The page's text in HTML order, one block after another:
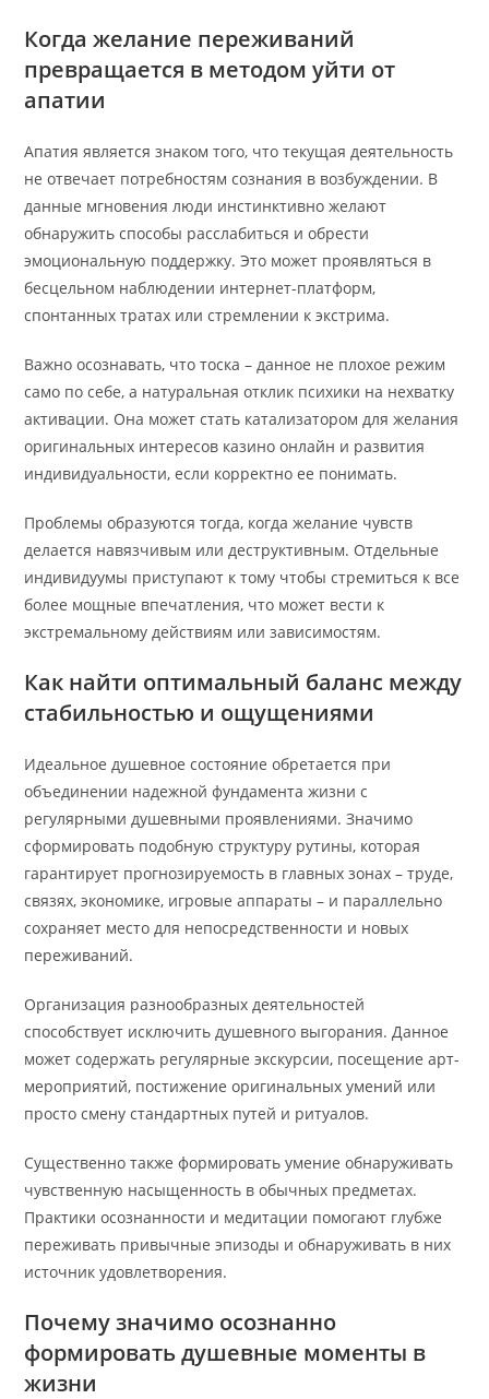
Когда желание переживаний
превращается в методом уйти от
апатии
Апатия является знаком того, что текущая деятельность
не отвечает потребностям сознания в возбуждении. В
данные мгновения люди инстинктивно желают
обнаружить способы расслабиться и обрести
эмоциональную поддержку. Это может проявляться в
бесцельном наблюдении интернет-платформ,
спонтанных тратах или стремлении к экстрима.
Важно осознавать, что тоска – данное не плохое режим
само по себе, а натуральная отклик психики на нехватку
активации. Она может стать катализатором для желания
оригинальных интересов казино онлайн и развития
индивидуальности, если корректно ее понимать.
Проблемы образуются тогда, когда желание чувств
делается навязчивым или деструктивным. Отдельные
индивидуумы приступают к тому чтобы стремиться к все
более мощные впечатления, что может вести к
экстремальному действиям или зависимостям.
Как найти оптимальный баланс между
стабильностью и ощущениями
Идеальное душевное состояние обретается при
объединении надежной фундамента жизни с
регулярными душевными проявлениями. Значимо
сформировать подобную структуру рутины, которая
гарантирует прогнозируемость в главных зонах – труде,
связях, экономике, игровые аппараты – и параллельно
сохраняет место для непосредственности и новых
переживаний.
Организация разнообразных деятельностей
способствует исключить душевного выгорания. Данное
может содержать регулярные экскурсии, посещение арт-
мероприятий, постижение оригинальных умений или
просто смену стандартных путей и ритуалов.
Существенно также формировать умение обнаруживать
чувственную насыщенность в обычных предметах.
Практики осознанности и медитации помогают глубже
переживать привычные эпизоды и обнаруживать в них
источник удовлетворения.
Почему значимо осознанно
формировать душевные моменты в
жизни